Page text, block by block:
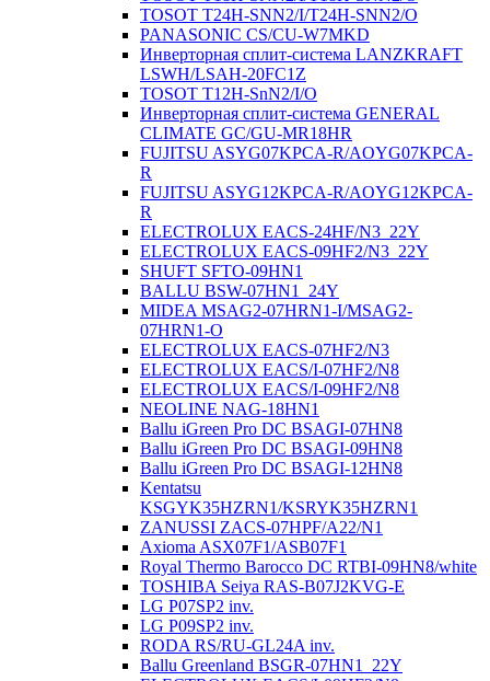
TOSOT T24H-SNN2/I/T24H-SNN2/O
PANASONIC CS/CU-W7MKD
Инверторная сплит-система LANZKRAFT
LSWH/LSAH-20FC1Z
TOSOT T12H-SnN2/I/O
Инверторная сплит-система GENERAL
CLIMATE GC/GU-MR18HR
FUJITSU ASYG07KPCA-R/AOYG07KPCA-
R
FUJITSU ASYG12KPCA-R/AOYG12KPCA-
R
ELECTROLUX EACS-24HF/N3_22Y
ELECTROLUX EACS-09HF2/N3_22Y
SHUFT SFTO-09HN1
BALLU BSW-07HN1_24Y
MIDEA MSAG2-07HRN1-I/MSAG2-
07HRN1-O
ELECTROLUX EACS-07HF2/N3
ELECTROLUX EACS/I-07HF2/N8
ELECTROLUX EACS/I-09HF2/N8
NEOLINE NAG-18HN1
Ballu iGreen Pro DC BSAGI-07HN8
Ballu iGreen Pro DC BSAGI-09HN8
Ballu iGreen Pro DC BSAGI-12HN8
Kentatsu
KSGYK35HZRN1/KSRYK35HZRN1
ZANUSSI ZACS-07HPF/A22/N1
Axioma ASX07F1/ASB07F1
Royal Thermo Barocco DC RTBI-09HN8/white
TOSHIBA Seiya RAS-B07J2KVG-E
LG P07SP2 inv.
LG P09SP2 inv.
RODA RS/RU-GL24A inv.
Ballu Greenland BSGR-07HN1_22Y